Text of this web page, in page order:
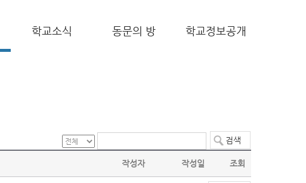
학교소식 동문의 방 학교정보공개
작성자 작성일 조회